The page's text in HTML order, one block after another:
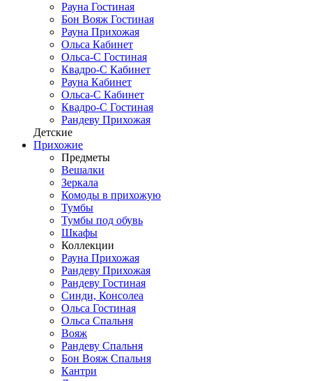
Рауна Гостиная
Бон Вояж Гостиная
Рауна Прихожая
Ольса Кабинет
Ольса-С Гостиная
Квадро-С Кабинет
Рауна Кабинет
Ольса-С Кабинет
Квадро-С Гостиная
Рандеву Прихожая
Детские
Прихожие
Предметы
Вешалки
Зеркала
Комоды в прихожую
Тумбы
Тумбы под обувь
Шкафы
Коллекции
Рауна Прихожая
Рандеву Прихожая
Рандеву Гостиная
Синди, Консолеа
Ольса Гостиная
Ольса Спальня
Вояж
Рандеву Спальня
Бон Вояж Спальня
Кантри